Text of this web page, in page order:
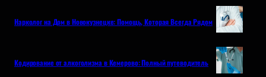
Нарколог на Дом в Новокузнецке: Помощь, Которая Всегда Рядом
Кодирование от алкоголизма в Кемерово: Полный путеводитель